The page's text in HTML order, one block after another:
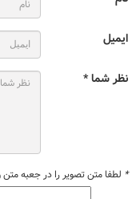
ایمیل
نظر شما *
* لطفا متن تصویر را در جعبه متن